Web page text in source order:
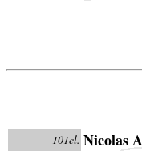
101el. Nicolas